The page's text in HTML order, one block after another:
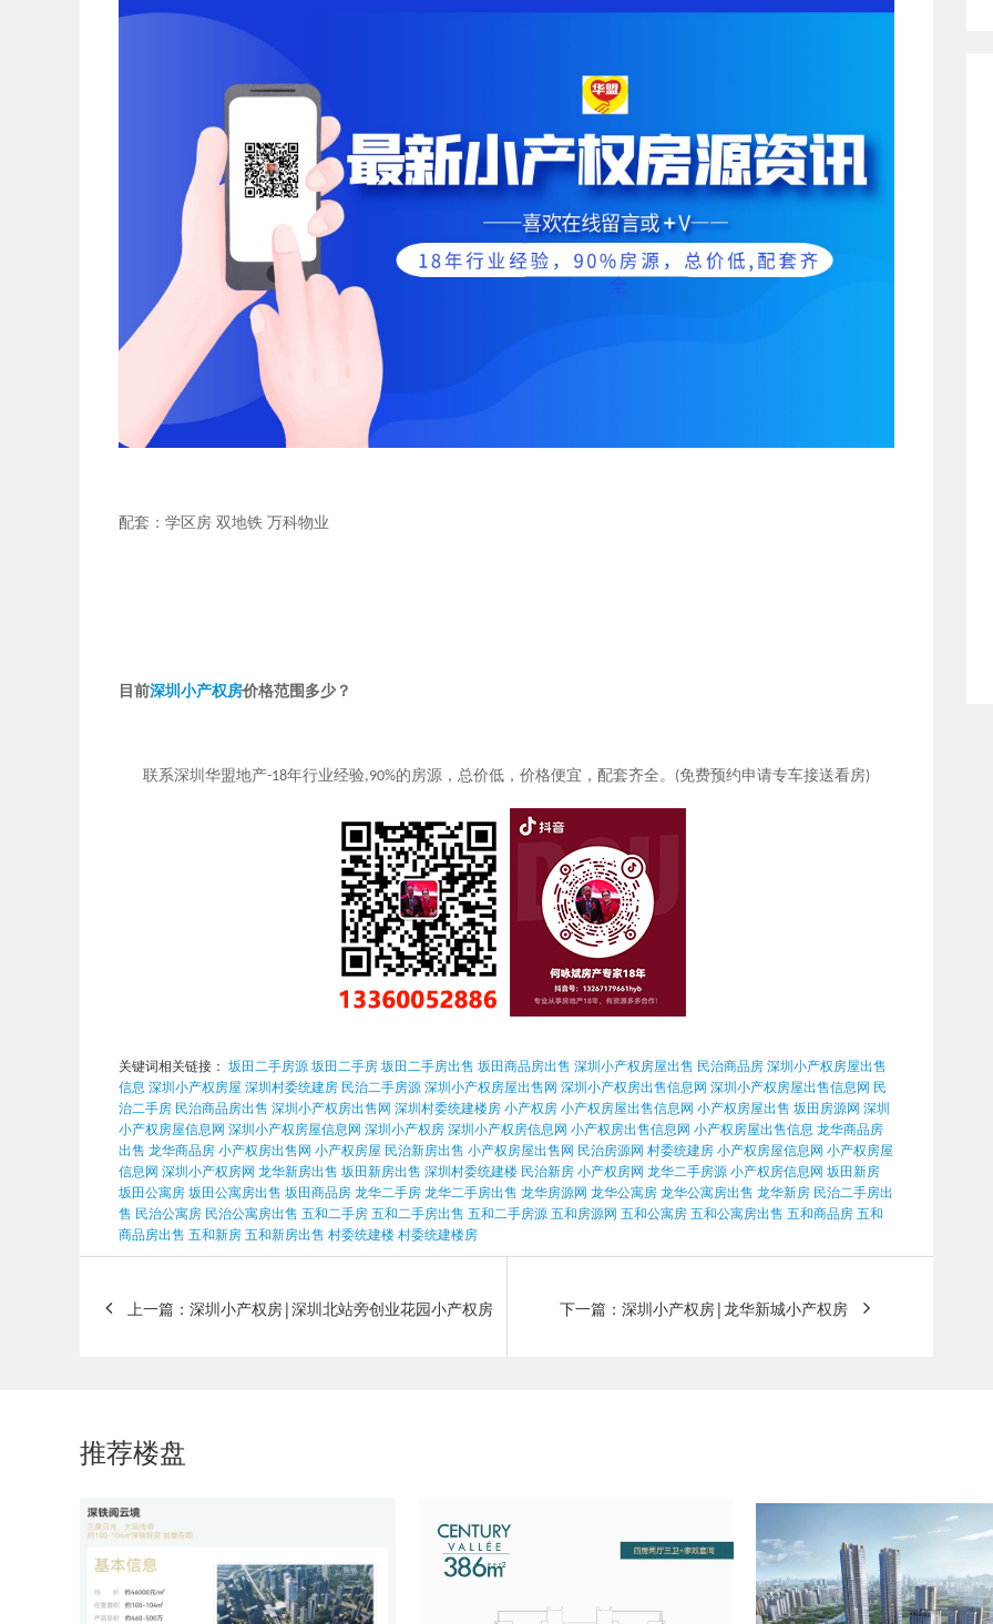
配套：学区房 双地铁 万科物业
目前深圳小产权房价格范围多少？
联系深圳华盟地产-18年行业经验,90%的房源，总价低，价格便宜，配套齐全。 (免费预约申请专车接送看房)
关键词相关链接： 坂田二手房源坂田二手房坂田二手房出售 坂田商品房出售 深圳小产权房屋出售 民治商品房深圳小产权房屋出售
信息 深圳小产权房屋 深圳村委统建房 民治二手房源深圳小产权房屋出售网 深圳小产权房出售信息网 深圳小产权房屋出售信息网 民
治二手房 民治商品房出售 深圳小产权房出售网 深圳村委统建楼房小产权房小产权房屋出售信息网 小产权房屋出售 坂田房源网 深圳
小产权房屋信息网 深圳小产权房屋信息网 深圳小产权房深圳小产权房信息网 小产权房出售信息网 小产权房屋出售信息 龙华商品房
出售 龙华商品房小产权房出售网 小产权房屋 民治新房出售 小产权房屋出售网 民治房源网 村委统建房小产权房屋信息网 小产权房屋
信息网 深圳小产权房网 龙华新房出售 坂田新房出售 深圳村委统建楼 民治新房小产权房网 龙华二手房源小产权房信息网 坂田新房
坂田公寓房坂田公寓房出售 坂田商品房龙华二手房龙华二手房出售 龙华房源网 龙华公寓房龙华公寓房出售 龙华新房 民治二手房出
售 民治公寓房 民治公寓房出售 五和二手房五和二手房出售 五和二手房源五和房源网 五和公寓房五和公寓房出售 五和商品房五和
商品房出售 五和新房五和新房出售 村委统建楼村委统建楼房
上一篇：深圳小产权房|深圳北站旁创业花园小产权房 下一篇：深圳小产权房|龙华新城小产权房
推荐楼盘